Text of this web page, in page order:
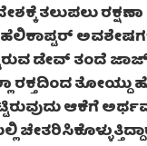
ತಲುಪಲು
ಹೆಲಿಕಾಪ್ಟರ್
ಡೇವ್ ತಂದೆ
ತೋಯ್ದು
ಆಕೆಗೆ